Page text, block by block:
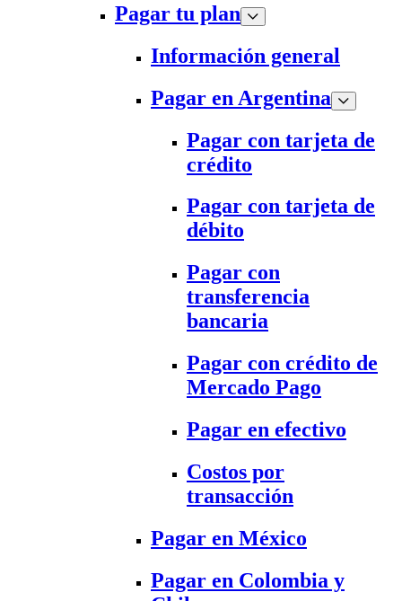
Pagar tu plan
Información general
Pagar en Argentina
Pagar con tarjeta de
crédito
Pagar con tarjeta de
débito
Pagar con
transferencia
bancaria
Pagar con crédito de
Mercado Pago
Pagar en efectivo
Costos por
transacción
Pagar en México
Pagar en Colombia y